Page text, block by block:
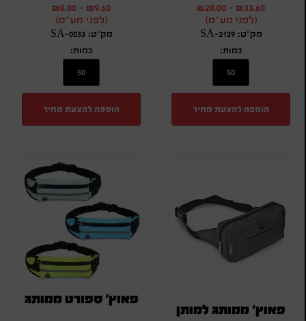
₪33.60
-
₪28.00
(לפני מע"מ)
מק"ט: SA-2129
כמות:
הוספה להצעת מחיר
₪9.60
-
₪8.00
(לפני מע"מ)
מק"ט: SA-0033
כמות:
הוספה להצעת מחיר
פאוץ' ממותג למותן
פאוץ' ספורט ממותג